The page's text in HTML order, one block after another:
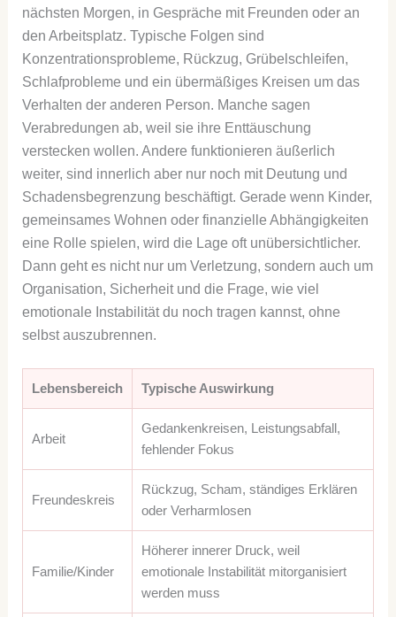
nächsten Morgen, in Gespräche mit Freunden oder an
den Arbeitsplatz. Typische Folgen sind
Konzentrationsprobleme, Rückzug, Grübelschleifen,
Schlafprobleme und ein übermäßiges Kreisen um das
Verhalten der anderen Person. Manche sagen
Verabredungen ab, weil sie ihre Enttäuschung
verstecken wollen. Andere funktionieren äußerlich
weiter, sind innerlich aber nur noch mit Deutung und
Schadensbegrenzung beschäftigt. Gerade wenn Kinder,
gemeinsames Wohnen oder finanzielle Abhängigkeiten
eine Rolle spielen, wird die Lage oft unübersichtlicher.
Dann geht es nicht nur um Verletzung, sondern auch um
Organisation, Sicherheit und die Frage, wie viel
emotionale Instabilität du noch tragen kannst, ohne
selbst auszubrennen.
Lebensbereich Typische Auswirkung
Arbeit
Gedankenkreisen, Leistungsabfall,
fehlender Fokus
Freundeskreis
Rückzug, Scham, ständiges Erklären
oder Verharmlosen
Familie/Kinder
Höherer innerer Druck, weil
emotionale Instabilität mitorganisiert
werden muss